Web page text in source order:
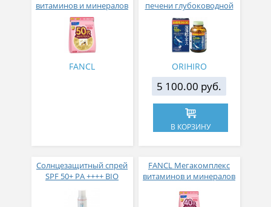
витаминов и минералов
для женщин с 50 лет 30
пакетиков
FANCL
печени глубоководной
акулы 360 таблеток
ORIHIRO
5 100.00 руб.
В КОРЗИНУ
Солнцезащитный спрей
SPF 50+ PA ++++ BIO
гр
FANCL Мегакомплекс
витаминов и минералов
лет 30 пакетиков